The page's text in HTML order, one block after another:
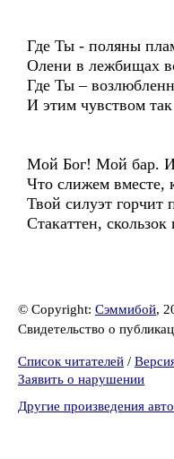
Где Ты - поляны
Олени в лежбищах
Где Ты –
И этим чувством
Мой Бог! Мой бар.
Что слижем вместе,
Твой силуэт горчит
Стакаттен, скользок
© Copyright: Сэммибой,
Свидетельство о
Список читателей /
Заявить о нарушении
Другие произведения